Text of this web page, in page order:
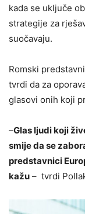
kada se uključe
strategije za
suočavaju.
Romski
tvrdi da za
glasovi onih koji
–Glas ljudi koji
smije da se
predstavnici
kažu – tvrdi